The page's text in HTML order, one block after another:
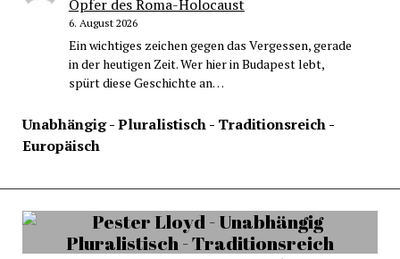
Opfer des Roma-Holocaust
6. August 2026
Ein wichtiges zeichen gegen das Vergessen, gerade
in der heutigen Zeit. Wer hier in Budapest lebt,
spürt diese Geschichte an…
Unabhängig - Pluralistisch - Traditionsreich -
Europäisch